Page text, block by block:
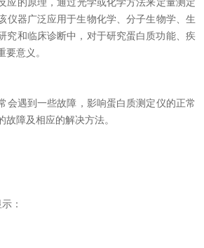
器广泛应用于生物化学、分子生物学、生
临床诊断中，对于研究蛋白质功能、疾
。
遇到一些故障，影响蛋白质测定仪的正常
障及相应的解决方法。
：